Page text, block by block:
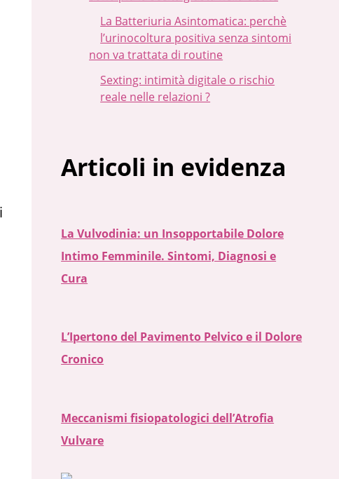
La Batteriuria Asintomatica: perchè
l’urinocoltura positiva senza sintomi
non va trattata di routine
Sexting: intimità digitale o rischio
reale nelle relazioni ?
Articoli in evidenza
La Vulvodinia: un Insopportabile Dolore
Intimo Femminile. Sintomi, Diagnosi e
Cura
L’Ipertono del Pavimento Pelvico e il Dolore
Cronico
Meccanismi fisiopatologici dell’Atrofia
Vulvare